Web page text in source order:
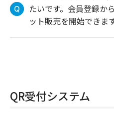
たいです。会員登録か
ット販売を開始できま
QR受付システム